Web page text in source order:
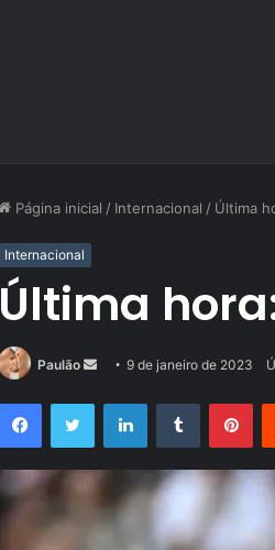
Página inicial / Internacional / Última
Internacional
Última
Paulão
Mande
mail
9 de janeiro de 2023
FacebookTwitter LinkedinTumblr